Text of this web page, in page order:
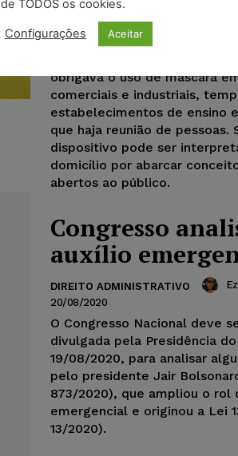
Está na pauta do Planalto o
originou a Lei 14.019, de
obrigatório de máscaras pela
obrigava o uso de máscara
comerciais e industriais,
estabelecimentos de ensino
que haja reunião de pessoas.
dispositivo pode ser
domicílio por abarcar
abertos ao público.
Congresso
auxílio
DIREITO ADMINISTRATIVO
20/08/2020
O Congresso Nacional deve
divulgada pela Presidência
19/08/2020, para analisar
pelo presidente Jair
873/2020), que ampliou o rol
emergencial e originou a Lei
13/2020).
de TODOS os cookies.
Configurações Aceitar